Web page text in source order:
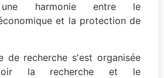
harmonie entre le
et la protection de
de recherche s'est organisée
la recherche et le